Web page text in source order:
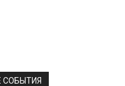
СОБЫТИЯ